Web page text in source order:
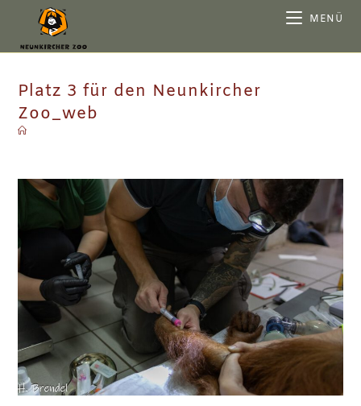
MENÜ
Platz 3 für den Neunkircher
Zoo_web